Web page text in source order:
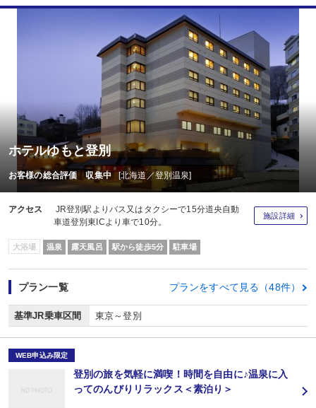
ホテルゆもと登別
お客様の総合評価 収集中 [北海道／登別温泉]
アクセス
JR登別駅よりバス又はタクシーで15分道央自動
車道登別東ICより車で10分。
施設詳細
大浴場 温泉 露天風呂 駅から徒歩5分 駐車場
プラン一覧 プランをすべて見る（48件）
基準JR乗車区間 東京～登別
WEB申込み限定
登別の旅を気軽に満喫！時間を自由に♪温泉に入
ってのんびりリラックス＜素泊り＞